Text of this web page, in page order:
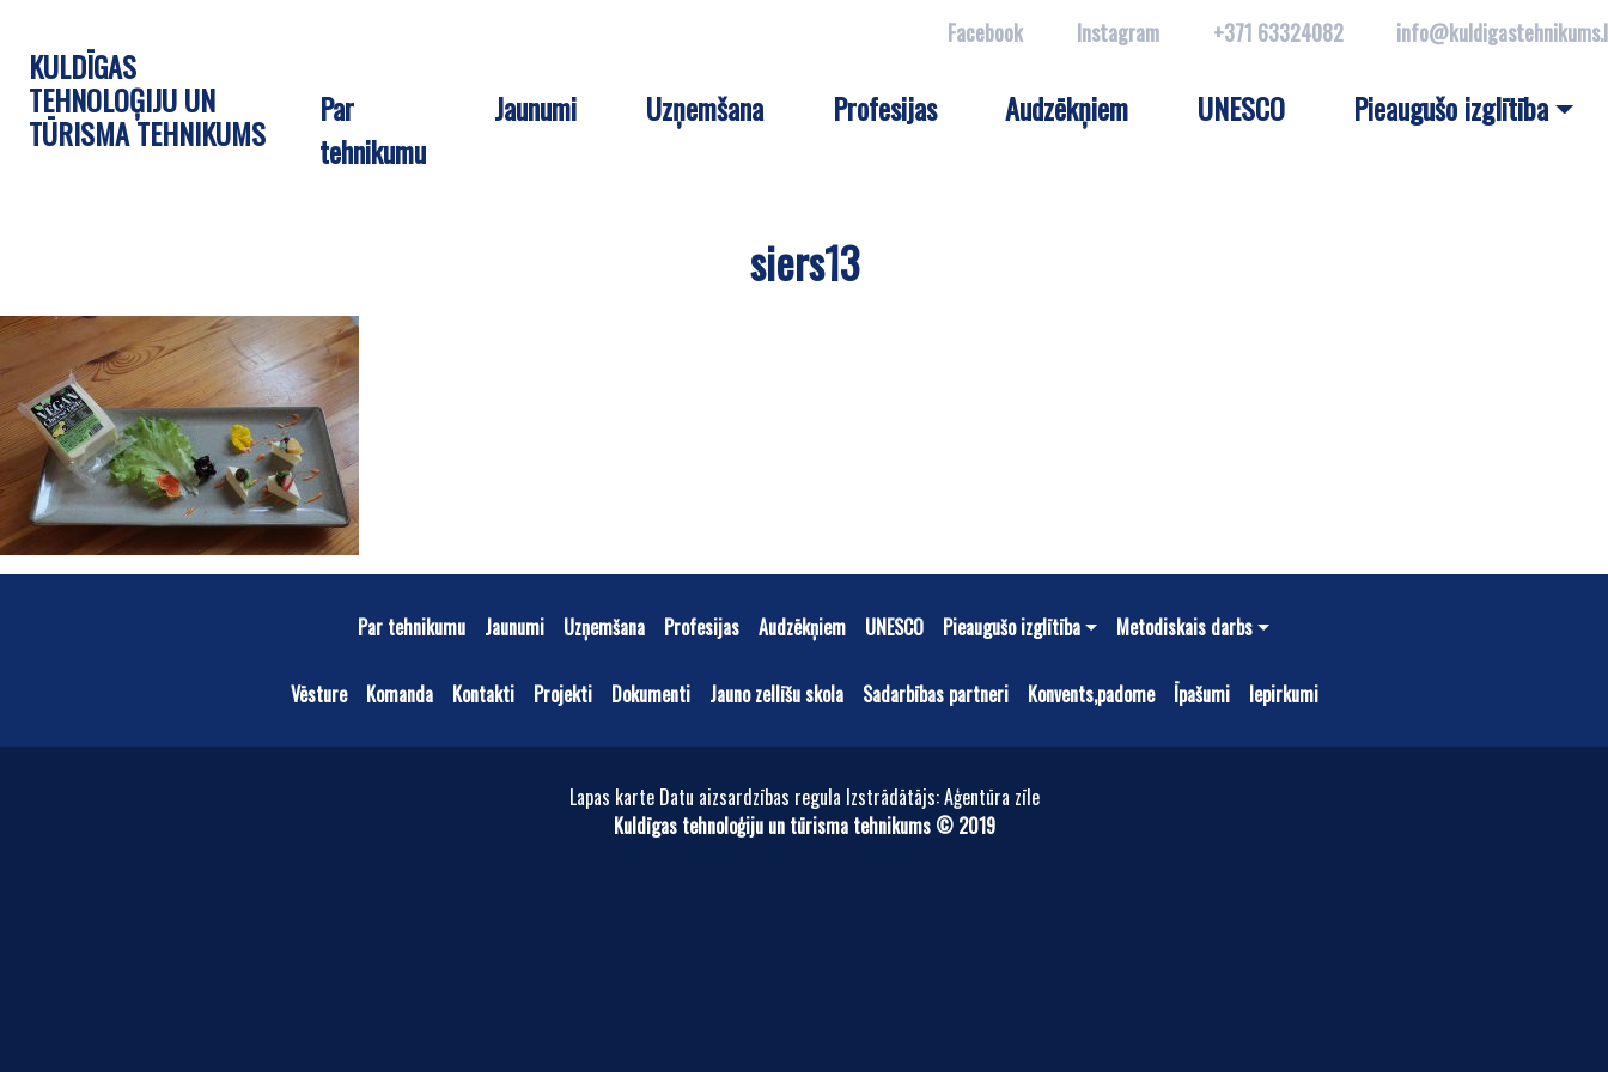
KULDĪGAS
TEHNOLOĢIJU UN
TŪRISMA TEHNIKUMS
Facebook Instagram +371 63324082
Par
tehnikumu
Jaunumi Uzņemšana Profesijas Audzēkņiem UNESCO Pieaugušo izglītība
siers13
Par tehnikumu Jaunumi Uzņemšana Profesijas Audzēkņiem UNESCO Pieaugušo izglītība Metodiskais darbs
Vēsture Komanda Kontakti Projekti Dokumenti Jauno zellīšu skola Sadarbības partneri Konvents,padome Īpašumi Iepirkumi
Lapas karte Datu aizsardzības regula Izstrādātājs: Aģentūra zīle
Kuldīgas tehnoloģiju un tūrisma tehnikums © 2019